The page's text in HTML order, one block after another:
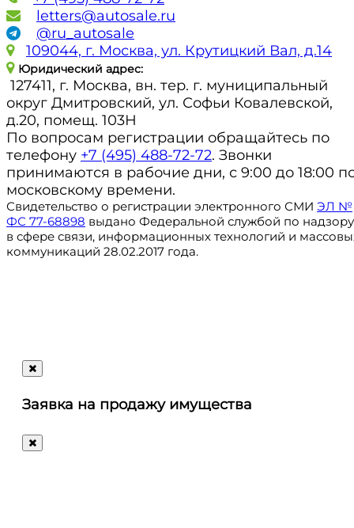
letters@autosale.ru
@ru_autosale
109044, г. Москва, ул. Крутицкий Вал, д.14
Юридический адрес:
127411, г. Москва, вн. тер. г. муниципальный
округ Дмитровский, ул. Софьи Ковалевской,
д.20, помещ. 103Н
По вопросам регистрации обращайтесь по
телефону +7 (495) 488-72-72. Звонки
принимаются в рабочие дни, с 9:00 до 18:00
московскому времени.
Свидетельство о регистрации электронного СМИ ЭЛ №
ФС 77-68898 выдано Федеральной службой по надзору
в сфере связи, информационных технологий и
коммуникаций 28.02.2017 года.
letters@autosale.ru
Ответим
Заявка на продажу имущества